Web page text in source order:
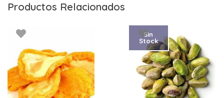
Productos Relacionados
Sin
Stock